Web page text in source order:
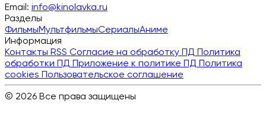
Email: info@kinolavka.ru
Разделы
ФильмыМультфильмыСериалыАниме
Информация
Контакты RSS Согласие на обработку ПД Политика
обработки ПД Приложение к политике ПД Политика
cookies Пользовательское соглашение
© 2026 Все права защищены